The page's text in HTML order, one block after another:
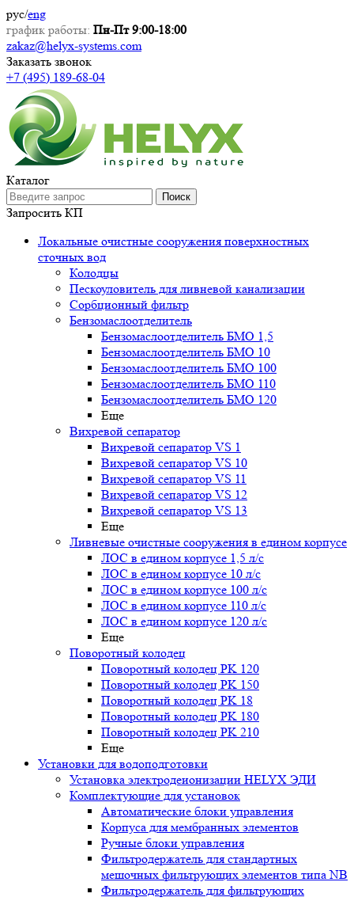
рус/eng
график работы: Пн-Пт 9:00-18:00
zakaz@helyx-systems.com
Заказать звонок
+7 (495) 189-68-04
Каталог
Поиск
Запросить КП
Локальные очистные сооружения поверхностных
сточных вод
Колодцы
Пескоуловитель для ливневой канализации
Сорбционный фильтр
Бензомаслоотделитель
Бензомаслоотделитель БМО 1,5
Бензомаслоотделитель БМО 10
Бензомаслоотделитель БМО 100
Бензомаслоотделитель БМО 110
Бензомаслоотделитель БМО 120
Еще
Вихревой сепаратор
Вихревой сепаратор VS 1
Вихревой сепаратор VS 10
Вихревой сепаратор VS 11
Вихревой сепаратор VS 12
Вихревой сепаратор VS 13
Еще
Ливневые очистные сооружения в едином корпусе
ЛОС в едином корпусе 1,5 л/с
ЛОС в едином корпусе 10 л/с
ЛОС в едином корпусе 100 л/с
ЛОС в едином корпусе 110 л/с
ЛОС в едином корпусе 120 л/с
Еще
Поворотный колодец
Поворотный колодец PK 120
Поворотный колодец PK 150
Поворотный колодец PK 18
Поворотный колодец PK 180
Поворотный колодец PK 210
Еще
Установки для водоподготовки
Установка электродеионизации HELYX ЭДИ
Комплектующие для установок
Автоматические блоки управления
Корпуса для мембранных элементов
Ручные блоки управления
Фильтродержатель для стандартных
мешочных фильтрующих элементов типа NB
Фильтродержатель для фильтрующих